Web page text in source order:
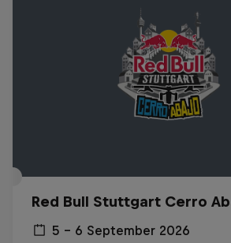
Red Bull Stuttgart Cerro
5 – 6 September 2026